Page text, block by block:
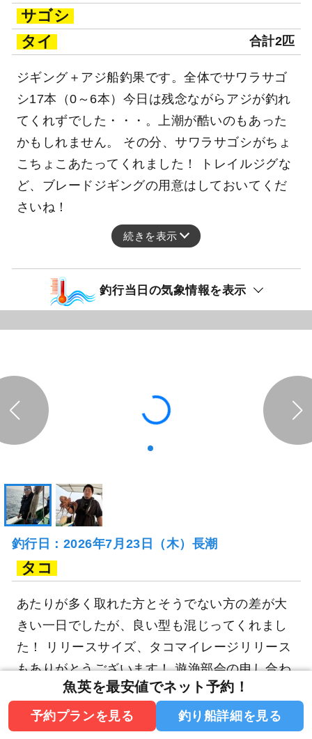
魚英を最安値でネット予約！
予約プランを見る 釣り船詳細を見る
サゴシ
タイ
合計2匹
ジギング＋アジ船釣果です。全体でサワラサゴ
シ17本（0～6本）今日は残念ながらアジが釣れ
てくれずでした・・・。上潮が酷いのもあった
かもしれません。 その分、サワラサゴシがちょ
こちょこあたってくれました！ トレイルジグな
ど、ブレードジギングの用意はしておいてくだ
さいね！
続きを表示
釣行当日の気象情報を表示
釣行日：2026年7月23日（木）長潮
タコ
あたりが多く取れた方とそうでない方の差が大
きい一日でしたが、良い型も混じってくれまし
た！ リリースサイズ、タコマイレージリリース
もありがとうございます！ 遊漁部会の申し合わ
せによりタコ釣果数公開は自粛となっておりま
す。写真にてご確認下さい。ご了承下さいま
せ。